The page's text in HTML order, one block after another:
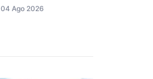
04 Ago 2026